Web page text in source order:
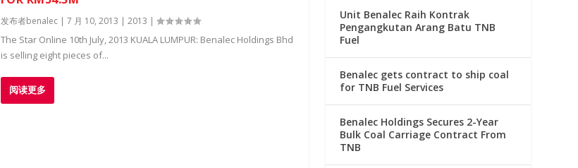
发布者benalec| 7 月 10, 2013 | 2013 |
The Star Online 10th July, 2013 KUALA LUMPUR: Benalec Holdings Bhd
is selling eight pieces of...
阅读更多
Unit Benalec Raih Kontrak
Pengangkutan Arang Batu TNB
Fuel
Benalec gets contract to ship coal
for TNB Fuel Services
Benalec Holdings Secures 2-Year
Bulk Coal Carriage Contract From
TNB